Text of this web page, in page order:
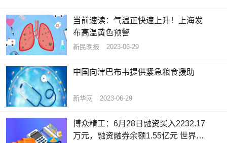
当前速读：气温正快速上升！上海发
布高温黄色预警
新民晚报 2023-06-29
中国向津巴布韦提供紧急粮食援助
新华网 2023-06-29
博众精工：6月28日融资买入2232.17
万元，融资融券余额1.55亿元 世界播